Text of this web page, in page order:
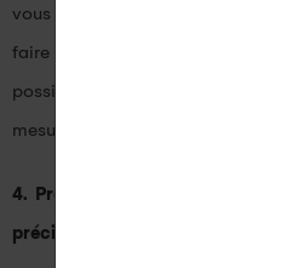
vous pouvez emprunter
faire mesurer chez un bijoutier
possible de mesurer la taille de la
mesurer ou d’un tableau de
4. Prenez en compte ses
précieuses